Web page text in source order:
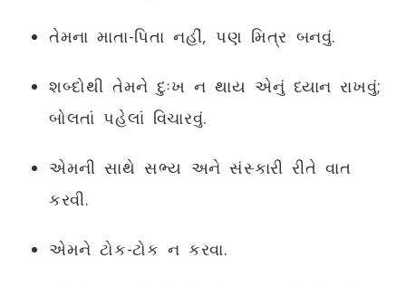
તેમના માતા-પિતા નહીં, પણ મિત્ર બનવું.
શબ્દોથી તેમને દુઃખ ન થાય એનું ધ્યાન રાખવું;
બોલતાં પહેલાં વિચારવું.
એમની સાથે સભ્ય અને સંસ્કારી રીતે વાત
કરવી.
એમને ટોક-ટોક ન કરવા.